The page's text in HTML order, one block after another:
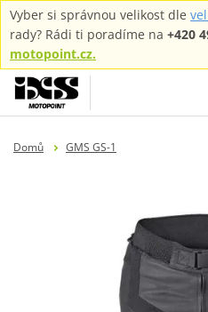
Vyber si správnou velikost dle
rady? Rádi ti poradíme na +420
motopoint.cz.
Domů
GMS GS-1